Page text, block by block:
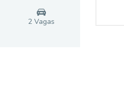
2 Vagas